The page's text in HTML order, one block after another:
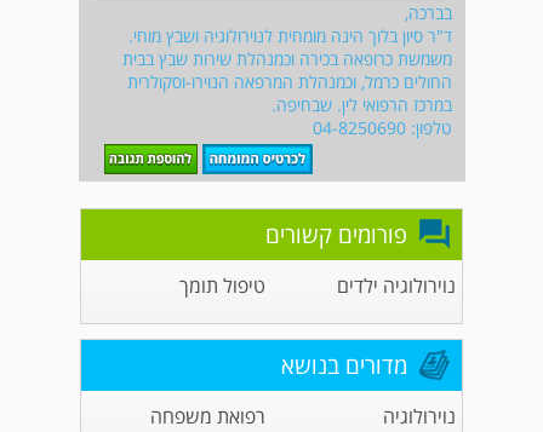
בברכה,
ד"ר סיון בלוך הינה מומחית לנוירולוגיה ושבץ מוחי.
משמשת כרופאה בכירה וכמנהלת שירות שבץ בבית
החולים כרמל, וכמנהלת המרפאה הנוירו-וסקולרית
במרכז הרפואי לין. שבחיפה.
טלפון: 04-8250690
פורומים קשורים
נוירולוגיה ילדים טיפול תומך
מדורים בנושא
נוירולוגיה רפואת משפחה